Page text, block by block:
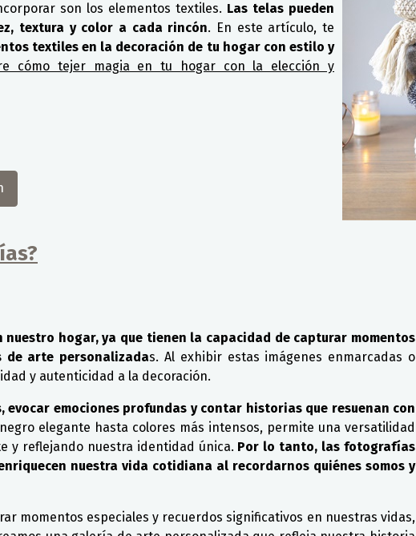
son los elementos textiles. Las telas pueden
textura y color a cada rincón. En este artículo, te
textiles en la decoración de tu hogar con estilo y
cómo tejer magia en tu hogar con la elección y
hogar, ya que tienen la capacidad de capturar momentos
de arte personalizadas. Al exhibir estas imágenes enmarcadas o
y autenticidad a la decoración.
emociones profundas y contar historias que resuenan con
elegante hasta colores más intensos, permite una versatilidad
y reflejando nuestra identidad única. Por lo tanto, las fotografías
nuestra vida cotidiana al recordarnos quiénes somos y
momentos especiales y recuerdos significativos en nuestras vidas,